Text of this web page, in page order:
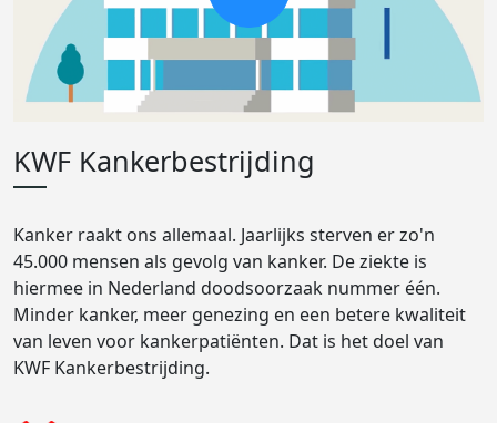
KWF Kankerbestrijding
Kanker raakt ons allemaal. Jaarlijks sterven er zo'n
45.000 mensen als gevolg van kanker. De ziekte is
hiermee in Nederland doodsoorzaak nummer één.
Minder kanker, meer genezing en een betere kwaliteit
van leven voor kankerpatiënten. Dat is het doel van
KWF Kankerbestrijding.